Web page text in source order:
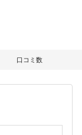
口コミ数